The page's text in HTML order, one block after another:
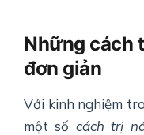
Những cách
đơn giản
Với kinh nghiệm
một số cách trị